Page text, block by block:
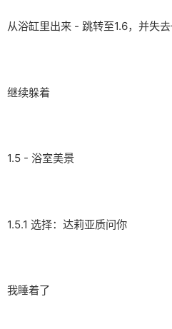
从浴缸里出来 - 跳转至1.6，并失
继续躲着
1.5 - 浴室美景
1.5.1 选择：达莉亚质问你
我睡着了